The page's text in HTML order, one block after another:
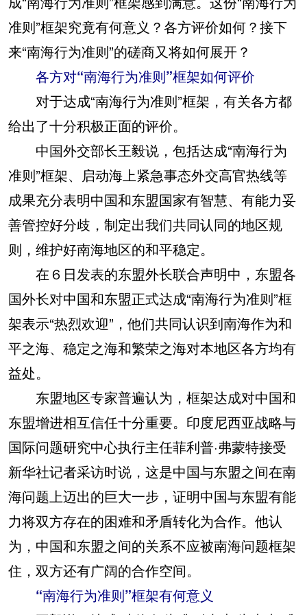
准则”框架究竟有何意义？各方评价如何？接下
来“南海行为准则”的磋商又将如何展开？
各方对“南海行为准则”框架如何评价
对于达成“南海行为准则”框架，有关各方都
给出了十分积极正面的评价。
中国外交部长王毅说，包括达成“南海行为
准则”框架、启动海上紧急事态外交高官热线等
成果充分表明中国和东盟国家有智慧、有能力妥
善管控好分歧，制定出我们共同认同的地区规
则，维护好南海地区的和平稳定。
在６日发表的东盟外长联合声明中，东盟各
国外长对中国和东盟正式达成“南海行为准则”框
架表示“热烈欢迎”，他们共同认识到南海作为和
平之海、稳定之海和繁荣之海对本地区各方均有
益处。
东盟地区专家普遍认为，框架达成对中国和
东盟增进相互信任十分重要。印度尼西亚战略与
国际问题研究中心执行主任菲利普·弗蒙特接受
新华社记者采访时说，这是中国与东盟之间在南
海问题上迈出的巨大一步，证明中国与东盟有能
力将双方存在的困难和矛盾转化为合作。他认
为，中国和东盟之间的关系不应被南海问题框架
住，双方还有广阔的合作空间。
“南海行为准则”框架有何意义